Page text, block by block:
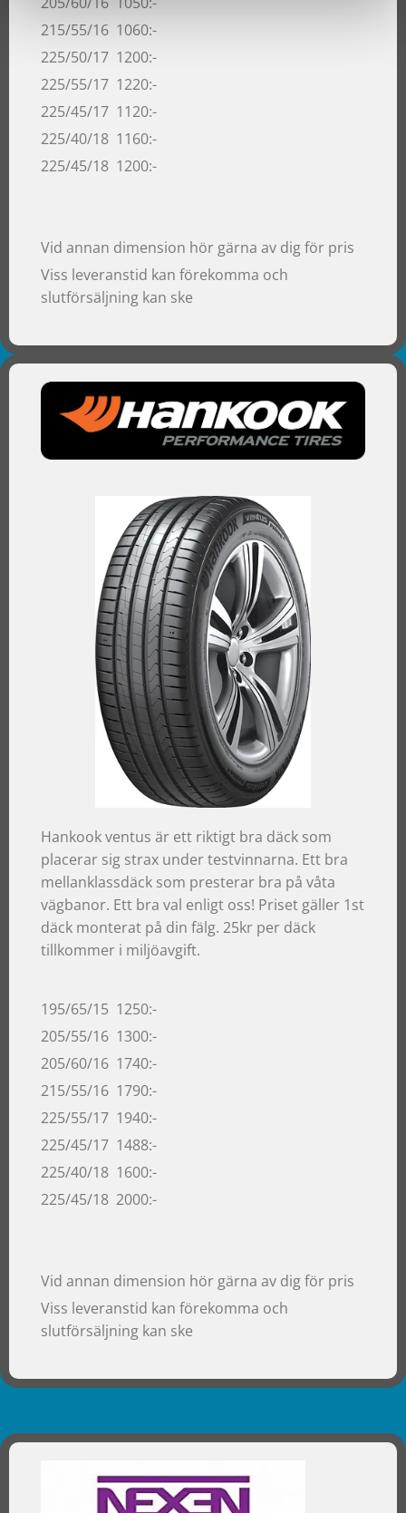
215/55/16 1060:-
225/50/17 1200:-
225/55/17 1220:-
225/45/17 1120:-
225/40/18 1160:-
225/45/18 1200:-
Vid annan dimension hör gärna av dig för pris
Viss leveranstid kan förekomma och
slutförsäljning kan ske
Hankook ventus är ett riktigt bra däck som
placerar sig strax under testvinnarna. Ett bra
mellanklassdäck som presterar bra på våta
vägbanor. Ett bra val enligt oss! Priset gäller 1st
däck monterat på din fälg. 25kr per däck
tillkommer i miljöavgift.
195/65/15 1250:-
205/55/16 1300:-
205/60/16 1740:-
215/55/16 1790:-
225/55/17 1940:-
225/45/17 1488:-
225/40/18 1600:-
225/45/18 2000:-
Vid annan dimension hör gärna av dig för pris
Viss leveranstid kan förekomma och
slutförsäljning kan ske